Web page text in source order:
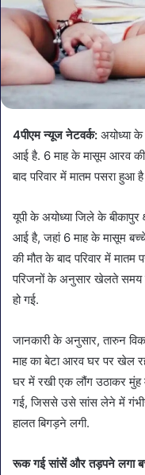
4पीएम न्यूज नेटवर्क: अयोध्या
आई है. 6 माह के मासूम आरव
बाद परिवार में मातम पसरा हुआ
यूपी के अयोध्या जिले के
आई है, जहां 6 माह के मासूम
की मौत के बाद परिवार में
परिजनों के अनुसार खेलते समय
हो गई.
जानकारी के अनुसार, तारुन
माह का बेटा आरव घर पर खेल
घर में रखी एक लौंग उठाकर
गई, जिससे उसे सांस लेने में
हालत बिगड़ने लगी.
रूक गई सांसें और तड़पने लगा